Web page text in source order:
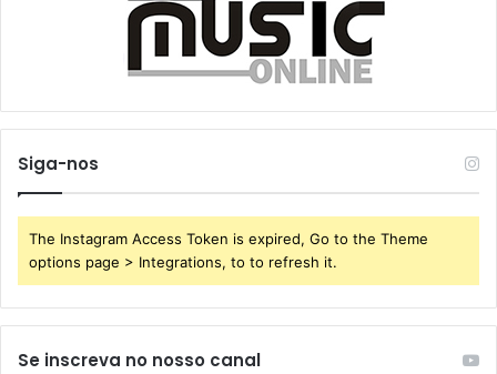
Siga-nos
The Instagram Access Token is expired, Go to the Theme
options page > Integrations, to to refresh it.
Se inscreva no nosso canal